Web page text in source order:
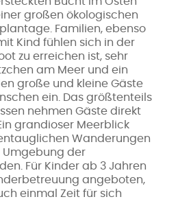
großen ökologischen
Familien, ebenso
Kind fühlen sich in der
zu erreichen ist, sehr
am Meer und ein
große und kleine Gäste
ein. Das größtenteils
nehmen Gäste direkt
grandioser Meerblick
Wanderungen
Umgebung der
Für Kinder ab 3 Jahren
angeboten,
einmal Zeit für sich